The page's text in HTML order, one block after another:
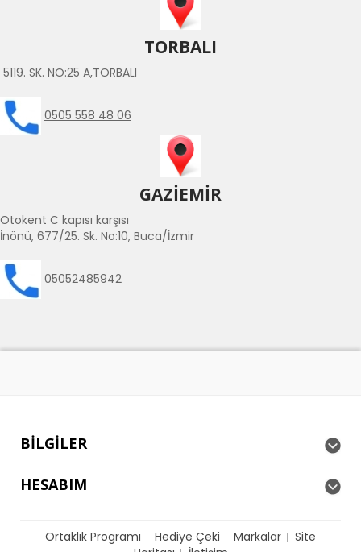
TORBALI
5119. SK. NO:25 A,TORBALI
0505 558 48 06
GAZİEMİR
Otokent C kapısı karşısı
İnönü, 677/25. Sk. No:10, Buca/İzmir
05052485942
BILGILER
HESABIM
Ortaklık Programı Hediye Çeki Markalar
Site